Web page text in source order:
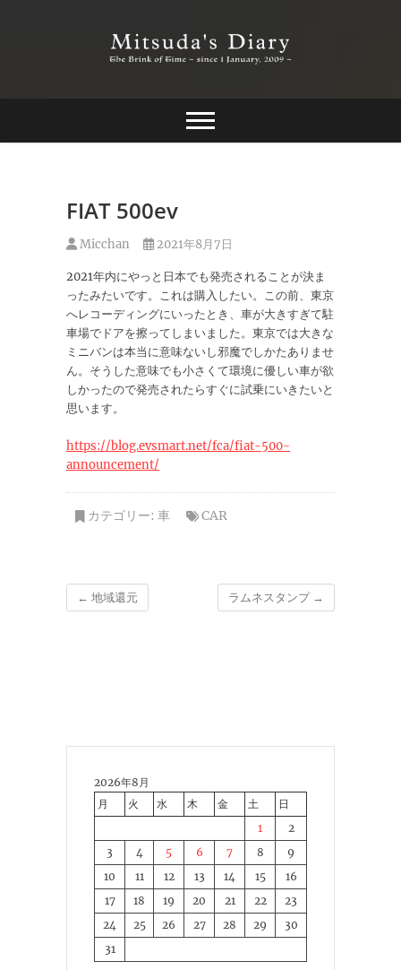
Mitsuda's Diary
FIAT 500ev
Micchan 2021年8月7日
2021年内にやっと日本でも発売されることが決ま
ったみたいです。これは購入したい。この前、東京
へレコーディングにいったとき、車が大きすぎて駐
車場でドアを擦ってしまいました。東京では大きな
ミニバンは本当に意味ないし邪魔でしかたありませ
ん。そうした意味でも小さくて環境に優しい車が欲
しかったので発売されたらすぐに試乗にいきたいと
思います。
https://blog.evsmart.net/fca/fiat-500-
announcement/
カテゴリー: 車 CAR
← 地域還元 ラムネスタンプ →
2026年8月
月
火 水 木 金 土
日
1
2
3
4 5 6 7 8
9
10
11 12 13 14 15
16
17
18 19 20 21 22
23
24
25 26 27 28 29
30
31